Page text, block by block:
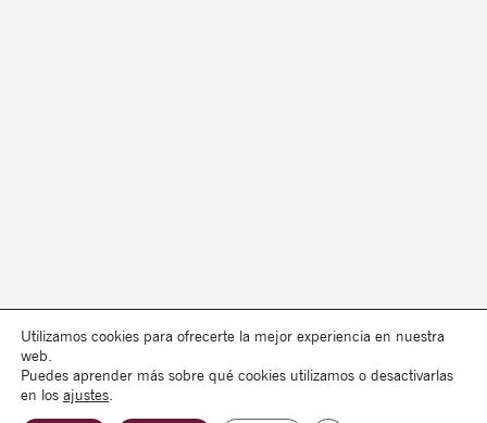
Utilizamos cookies para ofrecerte la mejor experiencia en nuestra
web.
Puedes aprender más sobre qué cookies utilizamos o desactivarlas
en los ajustes